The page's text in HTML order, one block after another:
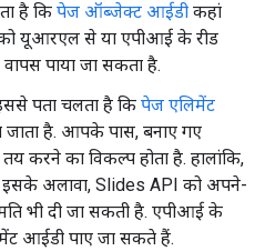
है कि पेज ऑब्जेक्ट आईडी कहां
को यूआरएल से या एपीआई के रीड
पाया जा सकता है.
पता चलता है कि पेज एलिमेंट
जाता है. आपके पास, बनाए गए
करने का विकल्प होता है. हालांकि,
इसके अलावा, Slides API को अपने-
भी दी जा सकती है. एपीआई के
आईडी पाए जा सकते हैं.